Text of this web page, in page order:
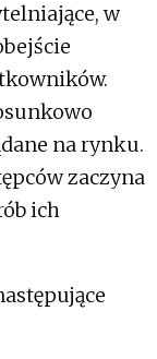
w
na rynku.
zaczyna
ich